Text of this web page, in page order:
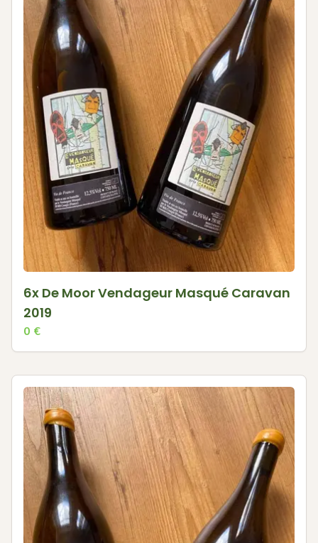
6x De Moor Vendageur Masqué Caravan
2019
0 €